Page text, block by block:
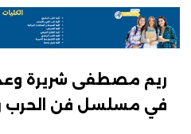
ريم مصطفى شريرة
في مسلسل فن الحرب